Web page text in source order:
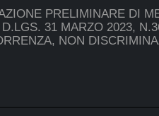
PRELIMINARE DI
D.LGS. 31 MARZO 2023,
NON